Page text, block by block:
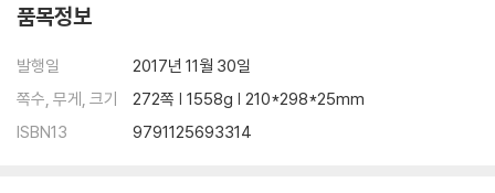
품목정보
발행일
2017년 11월 30일
쪽수, 무게, 크기
272쪽 | 1558g | 210*298*25mm
ISBN13
9791125693314